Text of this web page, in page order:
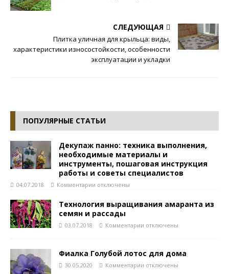
СЛЕДУЮЩАЯ
Плитка уличная для крыльца: виды,
характеристики износостойкости, особенности
эксплуатации и укладки
ПОПУЛЯРНЫЕ СТАТЬИ
Декупаж панно: техника выполнения,
необходимые материалы и
инструменты, пошаговая инструкция
работы и советы специалистов
04.07.2018 Комментарии отключены
Технология выращивания амаранта из
семян и рассады
03.07.2018 Комментарии отключены
Фиалка Голубой лотос для дома
30.05.2020 Комментарии отключены